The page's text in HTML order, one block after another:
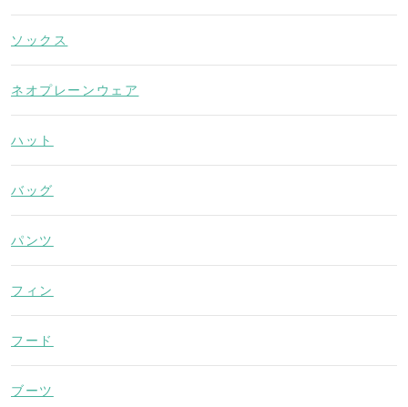
ソックス
ネオプレーンウェア
ハット
バッグ
パンツ
フィン
フード
ブーツ